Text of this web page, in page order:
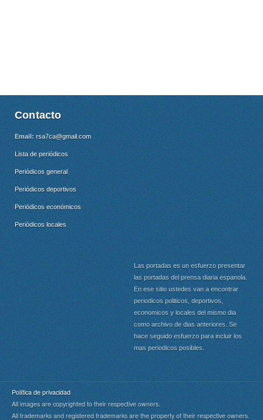
Contacto
Email: rsa7ca@gmail.com
Lista de periódicos
Periódicos general
Periódicos deportivos
Periódicos económicos
Periódicos locales
Las portadas es un esfuerzo presentar
las portadas del prensa diaria espanola.
En ese sitio ustedes van a encontrar
periodicos politicos, deportivos,
economicos y locales del mismo dia
como archivo de dias anteriores. Se
hace seguido esfuerzo para incluir los
mas periodicos posibles.
Política de privacidad
All images are copyrighted to their respective owners.
All trademarks and registered trademarks are the property of their respective owners.